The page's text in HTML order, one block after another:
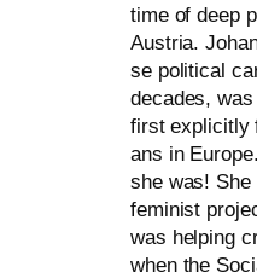
time of deep
Austria.
se poli­ti­cal
deca­des,
first
ans in
she was! She
femi­nist
was hel­ping
when the